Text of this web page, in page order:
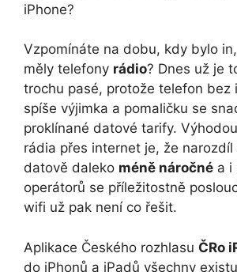
iPhone?
Vzpomínáte na dobu, kdy bylo
měly telefony rádio? Dnes už je
trochu pasé, protože telefon bez
spíše výjimka a pomaličku se
proklínané datové tarify.
rádia přes internet je, že
datově daleko méně náročné a i
operátorů se příležitostně
wifi už pak není co řešit.
Aplikace Českého rozhlasu ČRo
do iPhonů a iPadů všechny